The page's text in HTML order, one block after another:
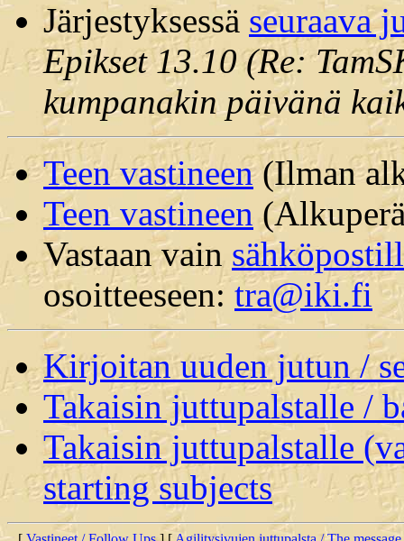
Järjestyksessä seuraava
Epikset 13.10 (Re:
kumpanakin päivänä
Teen vastineen(Ilman
Teen vastineen
Vastaan vain
osoitteeseen:tra@iki.fi
Kirjoitan uuden jutun /
Takaisin juttupalstalle /
Takaisin juttupalstalle
starting subjects